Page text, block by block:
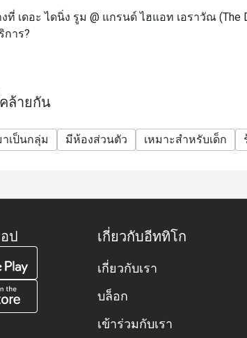
= 1383 บาท, 30% = 1006 บาท, 40% = 880 บาท,
ารถเริ่มรับประทานอาหาร/ตักบุฟเฟต์ได้ตามเวลา
กรุณาจองล่วงหน้าอย่างน้อย 24 ชั่วโมง และระบุข้อ
นี้ไม่สามารถใช้ร่วมกับโปรโมชั่นพิเศษอื่น ๆ ได้
ามารถใช้กับซันเดย์บรันช์ได้
(Service Charge) จะถูกคำนวณจากราคาก่อนใช้ส่
Dining Room เป็นร้านแบบไหนเหรอ?
Room เป็นห้องอาหารหลักของโรงแรม Grand
บบ ออลเดย์ไดน์นิ่ง (All-Day Dining) คือเปิดบริการ
ฟต์และเมนูตามสั่ง (à la carte)
ที่ เดอะ ไดนิ่ง รูม @ แกรนด์ ไฮแอท เอราวัณ (The
การ?
ล้ายกัน
าเป็นกลุ่ม มีห้องส่วนตัว เหมาะสำหรับเด็ก
ป เกี่ยวกับอีททิโก
เกี่ยวกับเรา
บล็อก
เข้าร่วมกับเรา